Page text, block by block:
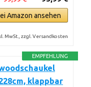
Amazon ansehen
MwSt., zzgl. Versandkosten
EMPFEHLUNG
klappbar